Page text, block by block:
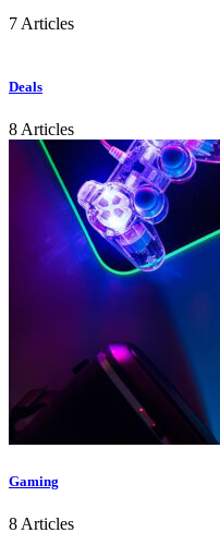
7 Articles
Deals
8 Articles
Gaming
8 Articles